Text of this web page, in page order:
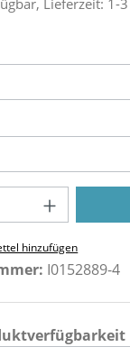
Anzahl:
hinzufügen
I0152889-4